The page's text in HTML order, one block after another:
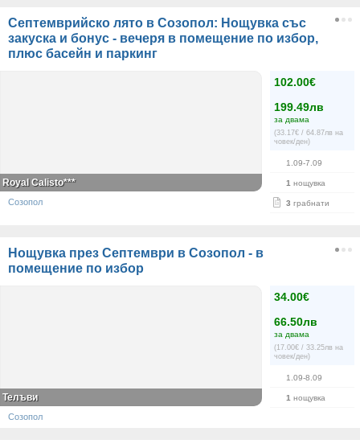
Септемврийско лято в Созопол: Нощувка със
закуска и бонус - вечеря в помещение по избор,
плюс басейн и паркинг
102.00€
199.49лв
за двама
(33.17€ / 64.87лв на
човек/ден)
1.09-7.09
1 нощувка
3 грабнати
Royal Calisto***
Созопол
Нощувка през Септември в Созопол - в
помещение по избор
34.00€
66.50лв
за двама
(17.00€ / 33.25лв на
човек/ден)
1.09-8.09
1 нощувка
Телъви
Созопол